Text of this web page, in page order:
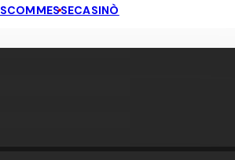
SCOMMESSECASINÒ